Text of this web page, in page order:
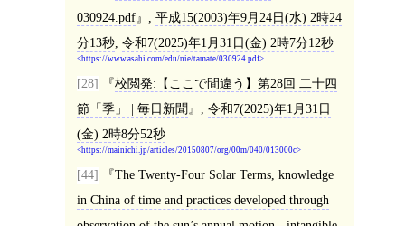
030924.pdf
平成15(2003)年9月24日(水) 2時24
分13秒, 令和7(2025)年1月31日(金) 2時7分12秒
https://www.asahi.com/edu/nie/tamate/030924.pdf
[28]
校閲発:【ここで間違う】第28回 二十四
節「季」 | 毎日新聞
令和7(2025)年1月31日
(金) 2時8分52秒
https://mainichi.jp/articles/20150807/org/00m/040/013000c
[44]
The Twenty-Four Solar Terms, knowledge
in China of time and practices developed through